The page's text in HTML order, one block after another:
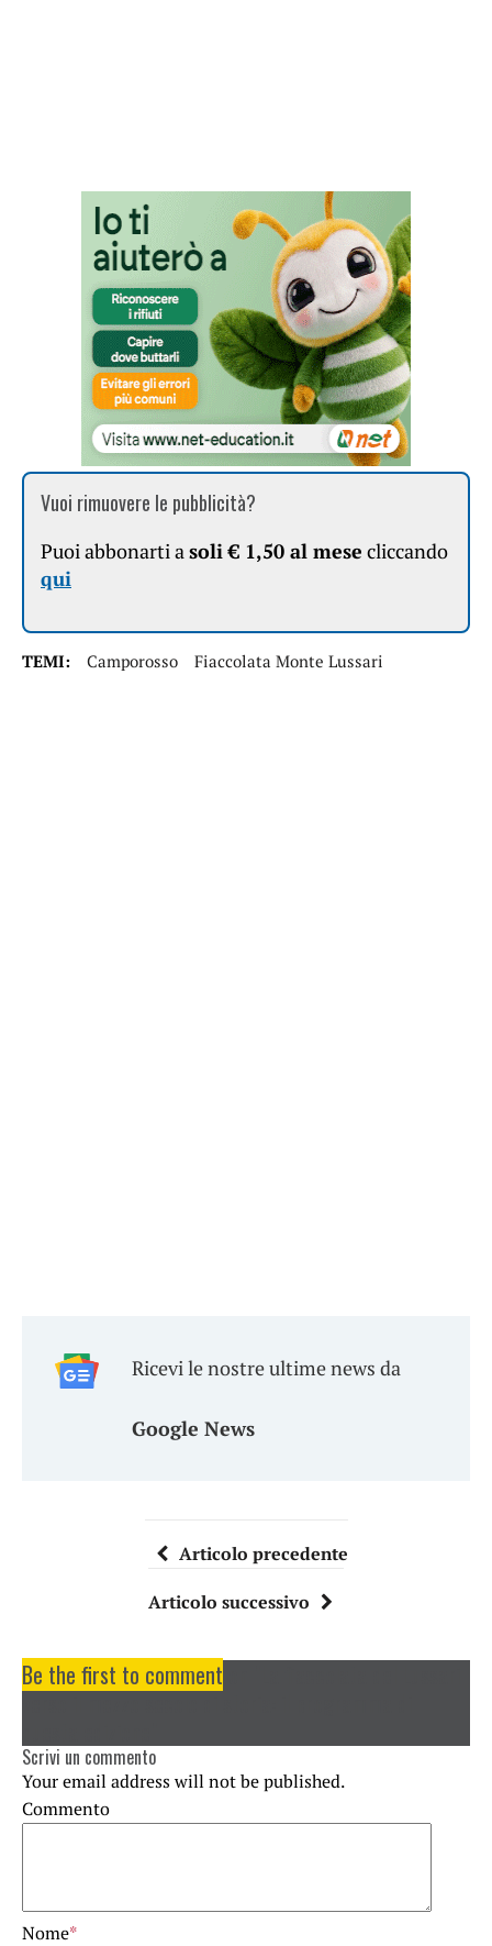
Vuoi rimuovere le pubblicità?
Puoi abbonarti a soli € 1,50 al mese cliccando
qui
TEMI: Camporosso Fiaccolata Monte Lussari
Ricevi le nostre ultime news da
Google News
Articolo precedente
Articolo successivo
Be the first to comment
Scrivi un commento
Your email address will not be published.
Commento
Nome*